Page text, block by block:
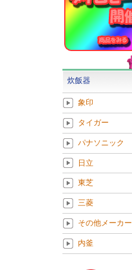
炊飯器
象印
タイガー
パナソニック
日立
東芝
三菱
その他メーカー
内釜